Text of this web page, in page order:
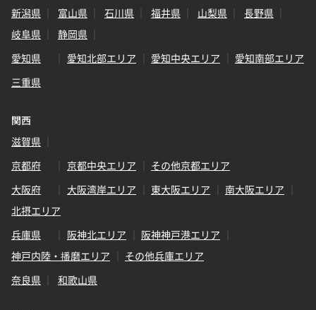
新潟県
富山県 石川県 福井県 山梨県
長野県
岐阜県
静岡県
愛知県
愛知北部エリア 愛知中央エリア
愛知南部エリア
三重県
関西
滋賀県
京都府
京都中央エリア
その他京都エリア
大阪府
大阪湾岸エリア 東大阪エリア
南大阪エリア
北摂エリア
兵庫県
阪神北エリア
阪神神戸港エリア
神戸内陸・播磨エリア
その他兵庫エリア
奈良県
和歌山県